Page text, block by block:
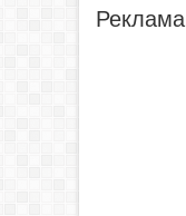
Реклама